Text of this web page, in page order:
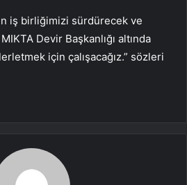
iş birliğimizi sürdürecek ve
Devir Başkanlığı altında
için çalışacağız.” sözleri